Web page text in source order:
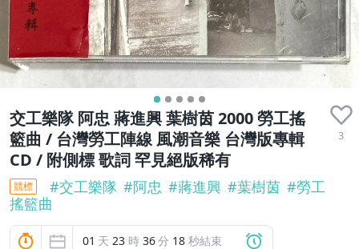
交工樂隊 阿忠 蔣進興 葉樹茵 2000 勞工搖
籃曲 / 台灣勞工陣線 風潮音樂 台灣版專輯
CD / 附側標 歌詞 罕見絕版稀有
3
競標 #交工樂隊 #阿忠 #蔣進興 #葉樹茵 #勞工
搖籃曲
01 天 23 時 36分 16 秒結束